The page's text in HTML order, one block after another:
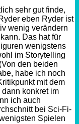
sehr gut finde,
eben Ryder ist
wenig verändern
Das hat für
wenigstens
im Storytelling
den beiden
habe ich noch
mit dem
konkret im
ich auch
bei Sci-Fi-
Spielen